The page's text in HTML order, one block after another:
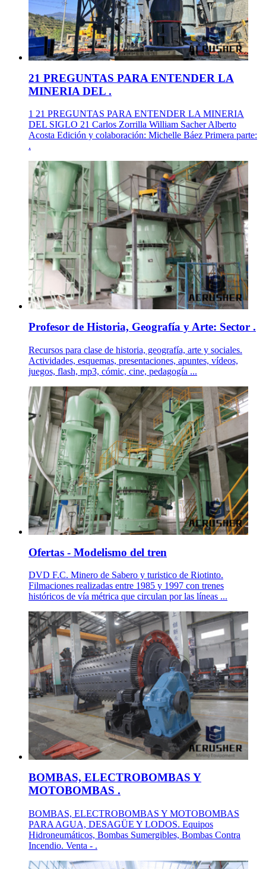
21 PREGUNTAS PARA ENTENDER LA
MINERIA DEL .
1 21 PREGUNTAS PARA ENTENDER LA MINERIA
DEL SIGLO 21 Carlos Zorrilla William Sacher Alberto
Acosta Edición y colaboración: Michelle Báez Primera parte:
.
Profesor de Historia, Geografía y Arte: Sector .
Recursos para clase de historia, geografía, arte y sociales.
Actividades, esquemas, presentaciones, apuntes, vídeos,
juegos, flash, mp3, cómic, cine, pedagogía ...
Ofertas - Modelismo del tren
DVD F.C. Minero de Sabero y turistico de Riotinto.
Filmaciones realizadas entre 1985 y 1997 con trenes
históricos de vía métrica que circulan por las líneas ...
BOMBAS, ELECTROBOMBAS Y
MOTOBOMBAS .
BOMBAS, ELECTROBOMBAS Y MOTOBOMBAS
PARA AGUA, DESAGÜE Y LODOS. Equipos
Hidroneumáticos, Bombas Sumergibles, Bombas Contra
Incendio. Venta - .